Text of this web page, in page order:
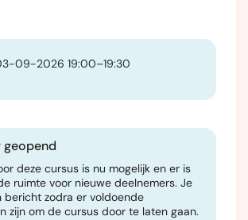
09-2026 19:00–19:30
geopend
deze cursus is nu mogelijk en er is
ruimte voor nieuwe deelnemers. Je
bericht zodra er voldoende
zijn om de cursus door te laten gaan.